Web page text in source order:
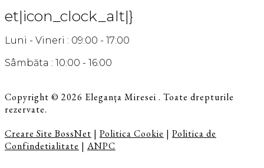
et|icon_clock_alt|}
Luni - Vineri : 09:00 - 17:00
Sâmbăta : 10:00 - 16:00
Copyright © 2026 Eleganța Miresei . Toate drepturile
rezervate.
Creare Site BossNet | Politica Cookie | Politica de
Confindetialitate | ANPC